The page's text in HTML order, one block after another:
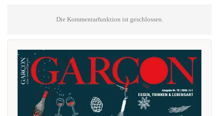
Die Kommentarfunktion ist geschlossen.